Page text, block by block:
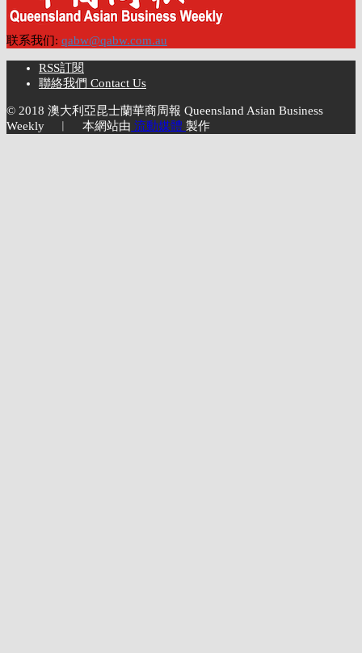
联系我们: qabw@qabw.com.au
RSS訂閱
聯絡我們 Contact Us
© 2018 澳大利亞昆士蘭華商周報 Queensland Asian Business
Weekly ︱ 本網站由 流動媒體 製作